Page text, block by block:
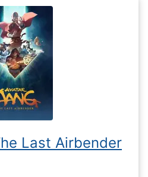
Last Airbender